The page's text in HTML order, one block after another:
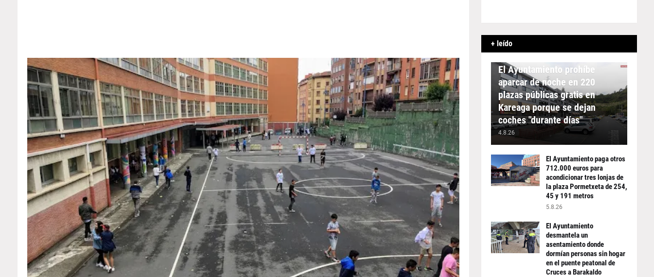
+ leído
APARCAMIENTO
El Ayuntamiento prohíbe
aparcar de noche en 220
plazas públicas gratis en
Kareaga porque se dejan
coches "durante días"
4.8.26
El Ayuntamiento paga otros
712.000 euros para
acondicionar tres lonjas de
la plaza Pormetxeta de 254,
45 y 191 metros
5.8.26
El Ayuntamiento
desmantela un
asentamiento donde
dormían personas sin hogar
en el puente peatonal de
Cruces a Barakaldo